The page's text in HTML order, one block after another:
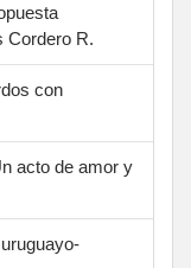
Cordero R.
con
acto de amor y